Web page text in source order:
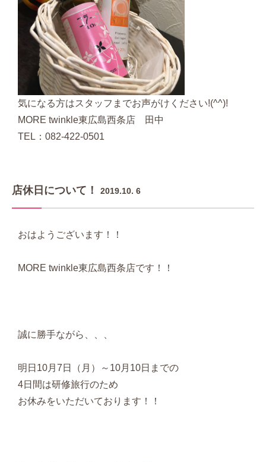
気になる方はスタッフまでお声がけください!(^^)!
MORE twinkle東広島西条店 田中
TEL：082-422-0501
店休日について！ 2019.10. 6
おはようございます！！
MORE twinkle東広島西条店です！！
誠に勝手ながら、、、
明日10月7日（月）～10月10日までの
4日間は研修旅行のため
お休みをいただいております！！